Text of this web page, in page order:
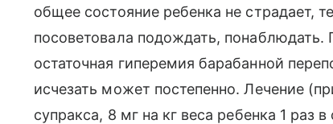
общее состояние ребенка не страдает,
посоветовала подождать, понаблюдать.
остаточная гиперемия барабанной
исчезать может постепенно. Лечение
супракса, 8 мг на кг веса ребенка 1 раз